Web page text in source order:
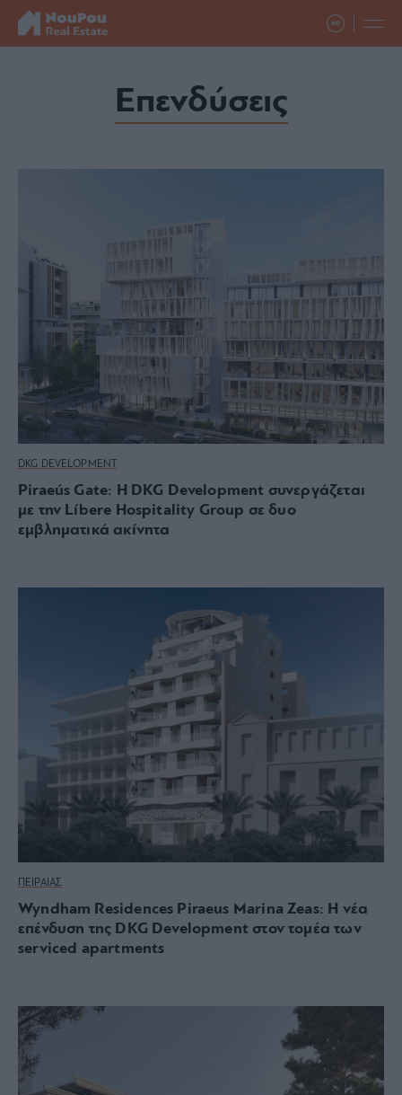
Επενδύσεις
DKG DEVELOPMENT
Piraeús Gate: Η DKG Development συνεργάζεται
με την Líbere Hospitality Group σε δυο
εμβληματικά ακίνητα
ΠΕΙΡΑΙΑΣ
Wyndham Residences Piraeus Marina Zeas: H νέα
επένδυση της DKG Development στον τομέα των
serviced apartments